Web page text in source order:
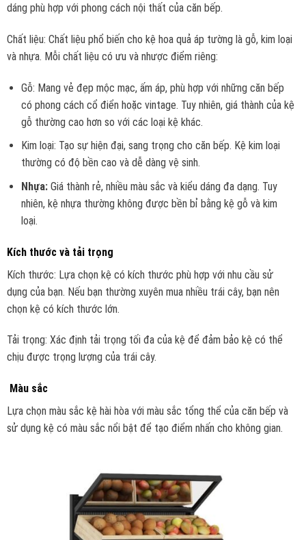
dáng phù hợp với phong cách nội thất của căn bếp.
Chất liệu: Chất liệu phổ biến cho kệ hoa quả áp tường là gỗ, kim loại
và nhựa. Mỗi chất liệu có ưu và nhược điểm riêng:
Gỗ: Mang vẻ đẹp mộc mạc, ấm áp, phù hợp với những căn bếp
có phong cách cổ điển hoặc vintage. Tuy nhiên, giá thành của kệ
gỗ thường cao hơn so với các loại kệ khác.
Kim loại: Tạo sự hiện đại, sang trọng cho căn bếp. Kệ kim loại
thường có độ bền cao và dễ dàng vệ sinh.
Nhựa:Giá thành rẻ, nhiều màu sắc và kiểu dáng đa dạng. Tuy
nhiên, kệ nhựa thường không được bền bỉ bằng kệ gỗ và kim
loại.
Kích thước và tải trọng
Kích thước: Lựa chọn kệ có kích thước phù hợp với nhu cầu sử
dụng của bạn. Nếu bạn thường xuyên mua nhiều trái cây, bạn nên
chọn kệ có kích thước lớn.
Tải trọng: Xác định tải trọng tối đa của kệ để đảm bảo kệ có thể
chịu được trọng lượng của trái cây.
Màu sắc
Lựa chọn màu sắc kệ hài hòa với màu sắc tổng thể của căn bếp và
sử dụng kệ có màu sắc nổi bật để tạo điểm nhấn cho không gian.